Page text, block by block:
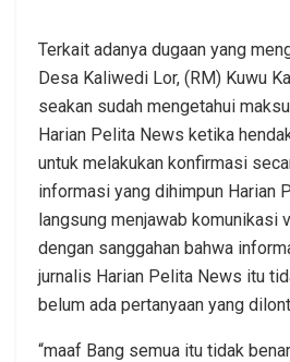
Terkait adanya dugaan yang
Desa Kaliwedi Lor, (RM) Kuwu
seakan sudah mengetahui
Harian Pelita News ketika
untuk melakukan konfirmasi
informasi yang dihimpun Harian
langsung menjawab komunikasi
dengan sanggahan bahwa
jurnalis Harian Pelita News itu
belum ada pertanyaan yang
“maaf Bang semua itu tidak